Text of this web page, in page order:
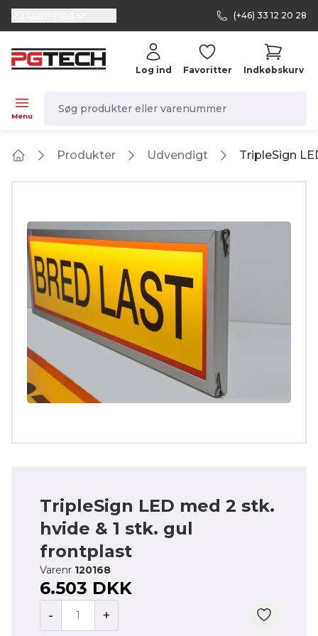
selector.vat
(+46) 33 12 20 28
Menu
Log ind Favoritter Indkøbskurv
Produkter Udvendigt TripleSign
TripleSign LED med 2 stk.
hvide & 1 stk. gul
frontplast
Varenr 120168
6.503 DKK
- +